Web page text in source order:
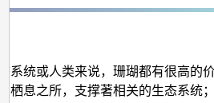
候
系统或人类来说，珊瑚都有很高的
栖息之所，支撑著相关的生态系统